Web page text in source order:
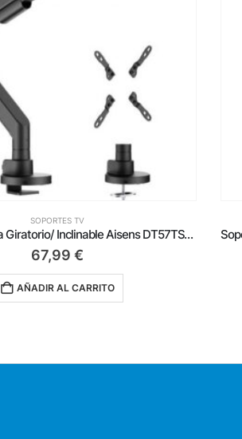
SOPORTES TV
Soporte de Techo Giratorio/ Plegable Aisens CT43S-187 para TV de 19-43’/ hasta 20kg
18,25 €
AÑADIR AL CARRITO